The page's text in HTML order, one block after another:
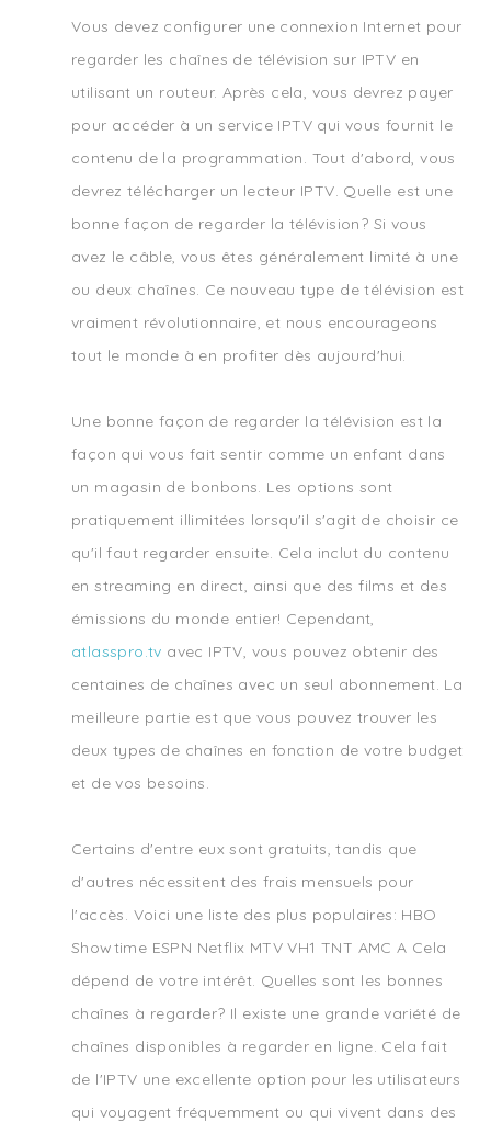
Vous devez configurer une connexion Internet pour
regarder les chaînes de télévision sur IPTV en
utilisant un routeur. Après cela, vous devrez payer
pour accéder à un service IPTV qui vous fournit le
contenu de la programmation. Tout d'abord, vous
devrez télécharger un lecteur IPTV. Quelle est une
bonne façon de regarder la télévision? Si vous
avez le câble, vous êtes généralement limité à une
ou deux chaînes. Ce nouveau type de télévision est
vraiment révolutionnaire, et nous encourageons
tout le monde à en profiter dès aujourd'hui.
Une bonne façon de regarder la télévision est la
façon qui vous fait sentir comme un enfant dans
un magasin de bonbons. Les options sont
pratiquement illimitées lorsqu'il s'agit de choisir ce
qu'il faut regarder ensuite. Cela inclut du contenu
en streaming en direct, ainsi que des films et des
émissions du monde entier! Cependant,
atlasspro.tv avec IPTV, vous pouvez obtenir des
centaines de chaînes avec un seul abonnement. La
meilleure partie est que vous pouvez trouver les
deux types de chaînes en fonction de votre budget
et de vos besoins.
Certains d'entre eux sont gratuits, tandis que
d'autres nécessitent des frais mensuels pour
l'accès. Voici une liste des plus populaires: HBO
Showtime ESPN Netflix MTV VH1 TNT AMC A Cela
dépend de votre intérêt. Quelles sont les bonnes
chaînes à regarder? Il existe une grande variété de
chaînes disponibles à regarder en ligne. Cela fait
de l'IPTV une excellente option pour les utilisateurs
qui voyagent fréquemment ou qui vivent dans des